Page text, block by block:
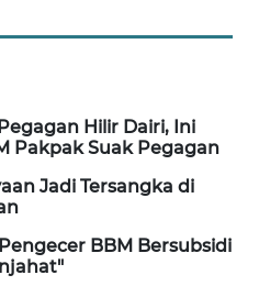
Hilir Dairi, Ini
Pakpak Suak Pegagan
Jadi Tersangka di
BBM Bersubsidi